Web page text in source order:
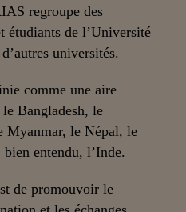
regroupe des
étudiants de l’Université
universités.
comme une aire
Bangladesh, le
Myanmar, le Népal, le
entendu, l’Inde.
de promouvoir le